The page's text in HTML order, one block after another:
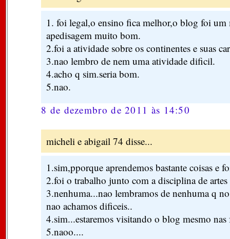
1. foi legal,o ensino fica melhor,o blog foi um
apedisagem muito bom.
2.foi a atividade sobre os continentes e suas
3.nao lembro de nem uma atividade dificil.
4.acho q sim.seria bom.
5.nao.
8 de dezembro de 2011 às 14:50
micheli e abigail 74 disse...
1.sim,pporque aprendemos bastante coisas e
2.foi o trabalho junto com a disciplina de
3.nenhuma...nao lembramos de nenhuma q
nao achamos dificeis..
4.sim...estaremos visitando o blog mesmo
5.naoo....